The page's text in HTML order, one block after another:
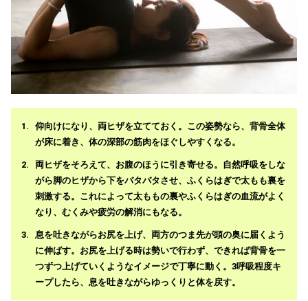
仰向けになり、両ヒザを立てておく。この姿勢なら、背骨全体
が床に着き、体の深部の筋肉をほぐしやすくなる。
両ヒザをそろえて、お腹のほうに引き寄せる。自然呼吸をしな
がら脚のヒザから下をバタバタさせ、ふくらはぎで太もも裏を
刺激する。これによって太ももの裏やふくらはぎの血流がよく
なり、むくみや疲労の解消にもなる。
息を吐きながらお尻を上げ、両方のつま先が頭の奥に届くよう
に伸ばす。お尻を上げる時は勢いで行わず、できれば背骨を一
つずつ上げていくようなイメージで丁寧に動く。3呼吸程度キ
ープしたら、息を吐きながらゆっくりと体を戻す。